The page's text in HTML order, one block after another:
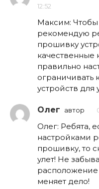
12:52
Максим: Чтобы
рекомендую
прошивку
качественные
правильно
ограничивать
устройств для
Олег автор
Олег: Ребята,
настройками
прошивку, то
улет! Не
расположение
меняет дело!